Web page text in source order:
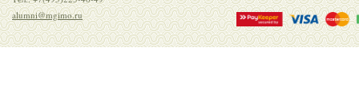
alumni@mgimo.ru